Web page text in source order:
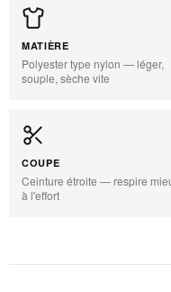
MATIÈRE
Polyester type nylon — léger,
souple, sèche vite
COUPE
Ceinture étroite — respire
à l'effort